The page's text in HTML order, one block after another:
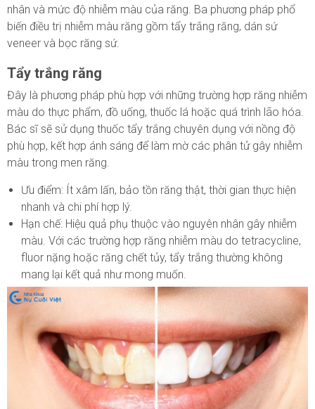
nhân và mức độ nhiễm màu của răng. Ba phương pháp phổ
biến điều trị nhiễm màu răng gồm tẩy trắng răng, dán sứ
veneer và bọc răng sứ.
Tẩy trắng răng
Đây là phương pháp phù hợp với những trường hợp răng nhiễm
màu do thực phẩm, đồ uống, thuốc lá hoặc quá trình lão hóa.
Bác sĩ sẽ sử dụng thuốc tẩy trắng chuyên dụng với nồng độ
phù hợp, kết hợp ánh sáng để làm mờ các phân tử gây nhiễm
màu trong men răng.
Ưu điểm: Ít xâm lấn, bảo tồn răng thật, thời gian thực hiện
nhanh và chi phí hợp lý.
Hạn chế: Hiệu quả phụ thuộc vào nguyên nhân gây nhiễm
màu. Với các trường hợp răng nhiễm màu do tetracycline,
fluor nặng hoặc răng chết tủy, tẩy trắng thường không
mang lại kết quả như mong muốn.